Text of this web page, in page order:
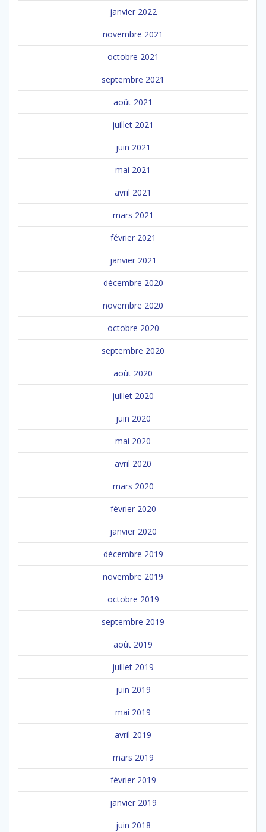
janvier 2022
novembre 2021
octobre 2021
septembre 2021
août 2021
juillet 2021
juin 2021
mai 2021
avril 2021
mars 2021
février 2021
janvier 2021
décembre 2020
novembre 2020
octobre 2020
septembre 2020
août 2020
juillet 2020
juin 2020
mai 2020
avril 2020
mars 2020
février 2020
janvier 2020
décembre 2019
novembre 2019
octobre 2019
septembre 2019
août 2019
juillet 2019
juin 2019
mai 2019
avril 2019
mars 2019
février 2019
janvier 2019
juin 2018